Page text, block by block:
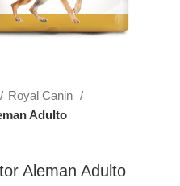
Royal Canin
Adulto
Aleman Adulto